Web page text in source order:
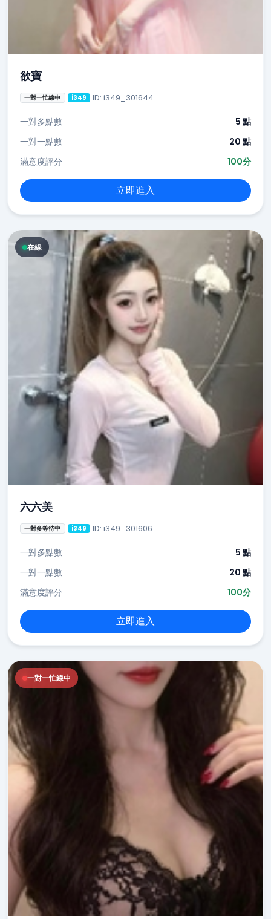
欲寶
一對一忙線中 i349 ID: i349_301644
一對多點數
5 點
一對一點數
20 點
滿意度評分
100分
立即進入
在線
六六美
一對多等待中 i349 ID: i349_301606
一對多點數
5 點
一對一點數
20 點
滿意度評分
100分
立即進入
一對一忙線中